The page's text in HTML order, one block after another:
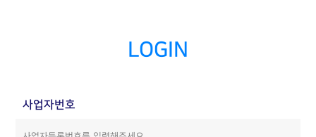
LOGIN
사업자번호